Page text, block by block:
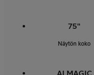
75"
Näytön koko
AI MAGIC